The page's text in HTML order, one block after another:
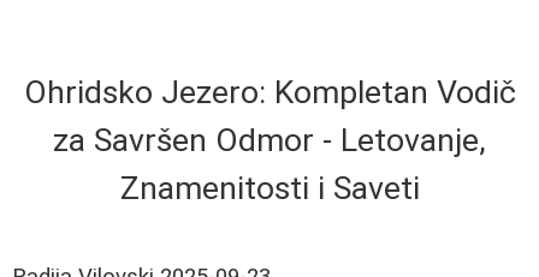
Ohridsko Jezero: Kompletan Vodič
za Savršen Odmor - Letovanje,
Znamenitosti i Saveti